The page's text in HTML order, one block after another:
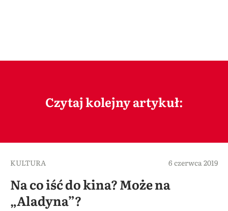
Czytaj kolejny artykuł:
KULTURA 6 czerwca 2019
Na co iść do kina? Może na
„Aladyna”?